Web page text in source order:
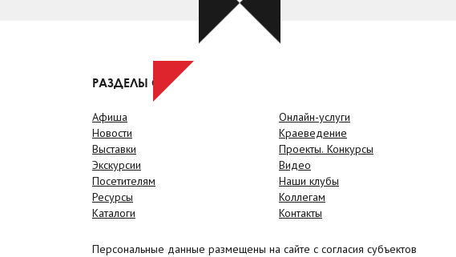
РАЗДЕЛЫ САЙТА
Афиша
Новости
Выставки
Экскурсии
Посетителям
Ресурсы
Каталоги
Онлайн-услуги
Краеведение
Проекты. Конкурсы
Видео
Наши клубы
Коллегам
Контакты
Персональные данные размещены на сайте с согласия субъектов